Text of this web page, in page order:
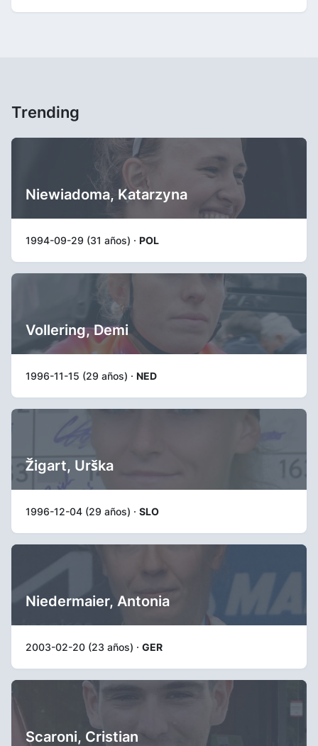
Trending
Niewiadoma, Katarzyna
1994-09-29 (31 años) · POL
Vollering, Demi
1996-11-15 (29 años) · NED
Žigart, Urška
1996-12-04 (29 años) · SLO
Niedermaier, Antonia
2003-02-20 (23 años) · GER
Scaroni, Cristian